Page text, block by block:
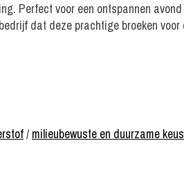
Perfect voor een ontspannen
dat deze prachtige broeken
/ milieubewuste en duurzame keus